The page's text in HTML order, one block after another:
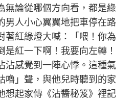
無論從哪個方向看，都是綠
男人小心翼翼地把車停在路
著紅綠燈大喊：「喂！你為
是紅一下啊！我要向左轉！
沾感覺到一陣心悸。這種氣
嚕」聲，與他兒時聽到的家
想起家傳《沾醬秘笈》裡記